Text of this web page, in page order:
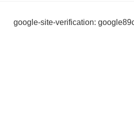
google-site-verification: